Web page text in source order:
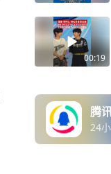
00:19
腾
24